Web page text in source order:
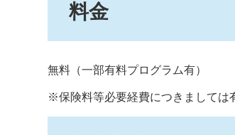
料金
無料（一部有料プログラム有）
※保険料等必要経費につきましては